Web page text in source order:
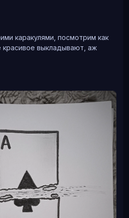
каракулями, посмотрим как
красивое выкладывают, аж